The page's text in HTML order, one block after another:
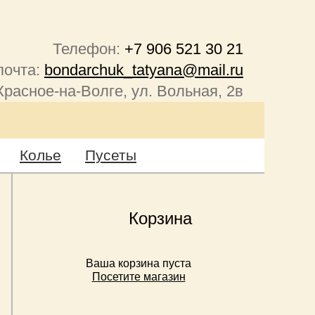
Телефон: +7 906 521 30 21
bondarchuk_tatyana@mail.ru
на-Волге, ул. Вольная, 2в
Колье Пусеты
Корзина
Ваша корзина пуста
Посетите магазин